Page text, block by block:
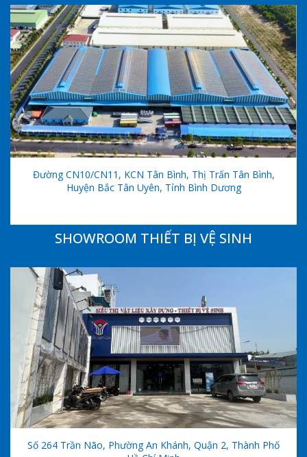
Đường CN10/CN11, KCN Tân Bình, Thị Trấn Tân Bình,
Huyện Bắc Tân Uyên, Tỉnh Bình Dương
SHOWROOM THIẾT BỊ VỆ SINH
Số 264 Trần Não, Phường An Khánh, Quận 2, Thành Phố